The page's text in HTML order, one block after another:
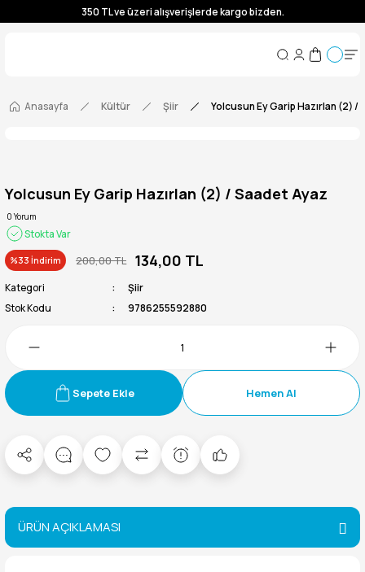
350 TL ve üzeri alışverişlerde kargo bizden.
350 TL ve üzeri alışverişlerde kargo bizden.
Anasayfa
Kültür Şiir Yolcusun Ey Garip Hazırlan (2) /
Yolcusun Ey Garip Hazırlan (2) / Saadet Ayaz
0 Yorum
Stokta Var
%33 İndirim 200,00 TL 134,00 TL
Kategori
Şiir
Stok Kodu
9786255592880
Sepete Ekle Hemen Al
ÜRÜN AÇIKLAMASI